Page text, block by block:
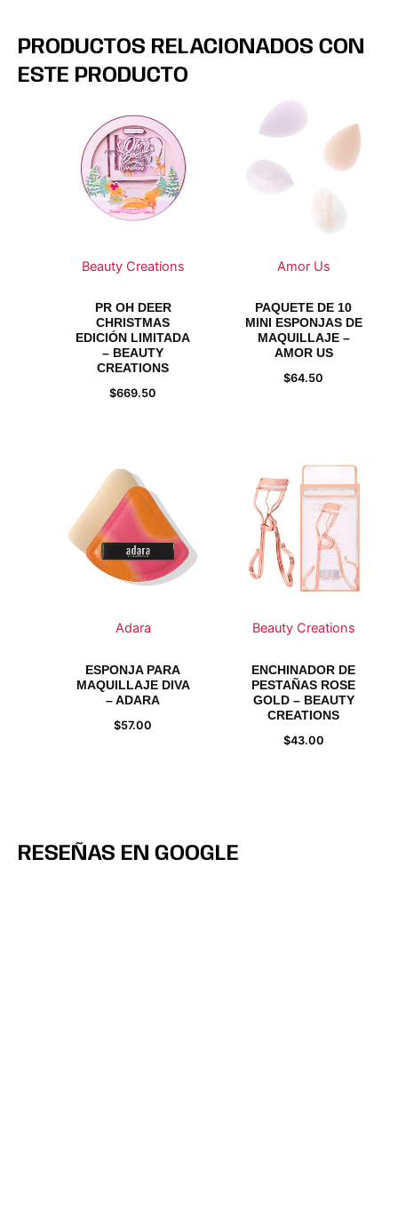
PRODUCTOS RELACIONADOS CON
ESTE PRODUCTO
Beauty Creations
PR OH DEER
CHRISTMAS
EDICIÓN LIMITADA
– BEAUTY
CREATIONS
$669.50
Amor Us
PAQUETE DE 10
MINI ESPONJAS DE
MAQUILLAJE –
AMOR US
$64.50
Adara
ESPONJA PARA
MAQUILLAJE DIVA
– ADARA
$57.00
Beauty Creations
ENCHINADOR DE
PESTAÑAS ROSE
GOLD – BEAUTY
CREATIONS
$43.00
RESEÑAS EN GOOGLE